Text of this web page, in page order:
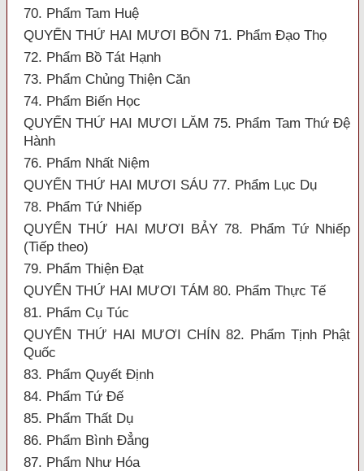
70. Phẩm Tam Huệ
QUYỂN THỨ HAI MƯƠI BỐN 71. Phẩm Đạo Thọ
72. Phẩm Bồ Tát Hạnh
73. Phẩm Chủng Thiện Căn
74. Phẩm Biến Học
QUYỂN THỨ HAI MƯƠI LĂM 75. Phẩm Tam Thứ Đệ
Hành
76. Phẩm Nhất Niệm
QUYỂN THỨ HAI MƯƠI SÁU 77. Phẩm Lục Dụ
78. Phẩm Tứ Nhiếp
QUYỂN THỨ HAI MƯƠI BẢY 78. Phẩm Tứ Nhiếp
(Tiếp theo)
79. Phẩm Thiện Đạt
QUYỂN THỨ HAI MƯƠI TÁM 80. Phẩm Thực Tế
81. Phẩm Cụ Túc
QUYỂN THỨ HAI MƯƠI CHÍN 82. Phẩm Tịnh Phật
Quốc
83. Phẩm Quyết Định
84. Phẩm Tứ Đế
85. Phẩm Thất Dụ
86. Phẩm Bình Đẳng
87. Phẩm Như Hóa